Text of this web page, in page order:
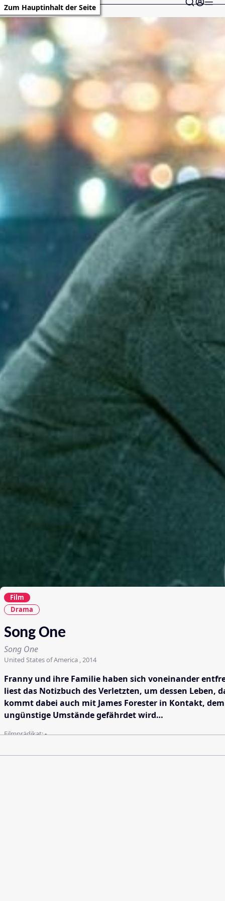
Zum Hauptinhalt der Seite
Film
Drama
Song One
Song One
United States of America , 2014
Franny und ihre Familie haben sich voneinander
liest das Notizbuch des Verletzten, um dessen
kommt dabei auch mit James Forester in Kontakt,
ungünstige Umstände gefährdet wird…
Filmprädikat:-